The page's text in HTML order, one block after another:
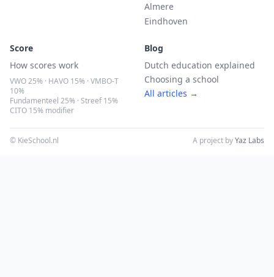
Almere
Eindhoven
Score
How scores work
VWO 25% · HAVO 15% · VMBO-T
10%
Fundamenteel 25% · Streef 15%
CITO 15% modifier
Blog
Dutch education explained
Choosing a school
All articles →
© KieSchool.nl A project byYaz Labs